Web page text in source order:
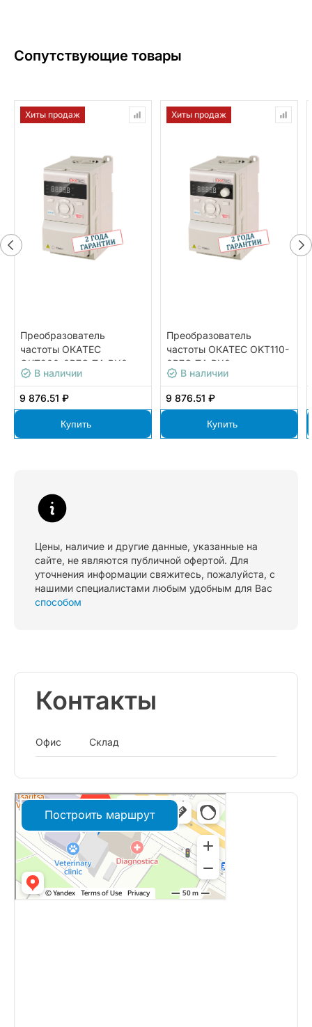
Сопутствующие товары
Хиты продаж
Преобразователь
частоты ОКАТЕС
OKT200-0R7G-T4-BX0
В наличии
9 876.51 ₽
Купить
Хиты продаж
Преобразователь
частоты ОКАТЕС OKT110-
0R7G-T4-BX0
В наличии
9 876.51 ₽
Купить
Цены, наличие и другие данные, указанные на
сайте, не являются публичной офертой. Для
уточнения информации свяжитесь, пожалуйста, с
нашими специалистами любым удобным для Вас
способом
Контакты
Офис Склад
Построить маршрут